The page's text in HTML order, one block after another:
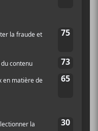
et mon site dans
commentaire.